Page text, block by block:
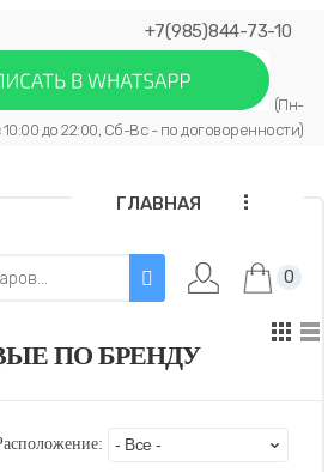
+7(985)844-73-10
(Пн-
10:00 до 22:00, Сб-Вс - по договоренности)
ГЛАВНАЯ ...
0
ПО БРЕНДУ